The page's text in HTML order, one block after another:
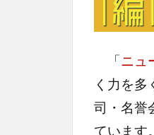
「ニュ
く力を
司・名誉
ています。